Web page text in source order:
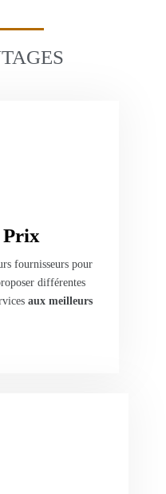
fournisseurs pour
différentes
aux meilleurs